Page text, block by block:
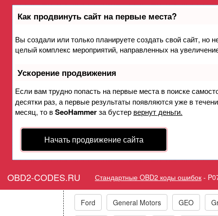
Как продвинуть сайт на первые места?
Вы создали или только планируете создать свой сайт, но
целый комплекс мероприятий, направленных на
Ускорение продвижения
Если вам трудно попасть на первые места в поиске
десятки раз, а первые результаты появляются уже в
месяц, то вSeoHammerза бустер вернут деньги.
Начать продвижение сайта
OBD2-CODES.RU Стандартные OBD2 коды ошибок -
Ошибка P07AC
функционирование или
Горит ошибка Check
Element F
Коды ошибок
Acura Alfa Romeo Audi/VW/
Ford General Motors GEO